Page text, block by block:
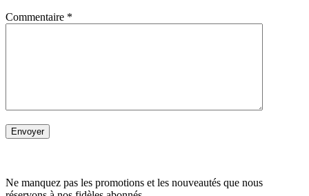
Commentaire *
Ne manquez pas les promotions et les nouveautés que nous